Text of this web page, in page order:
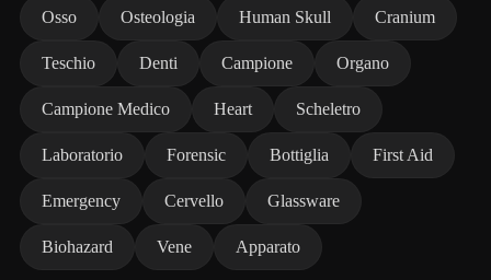
Osso Osteologia Human Skull Cranium
Teschio Denti Campione Organo
Campione Medico Heart Scheletro
Laboratorio Forensic Bottiglia First Aid
Emergency Cervello Glassware
Biohazard Vene Apparato